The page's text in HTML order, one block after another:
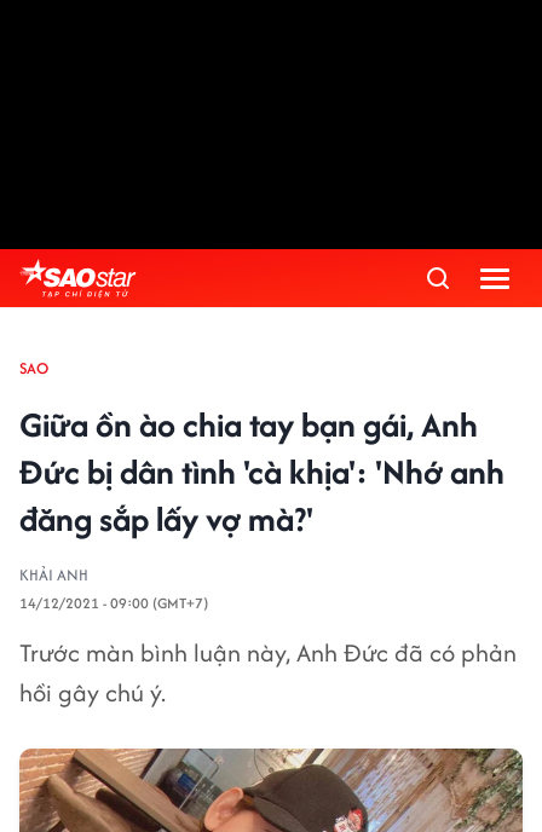
SAO
Giữa ồn ào chia tay bạn gái, Anh
Đức bị dân tình 'cà khịa': 'Nhớ anh
đăng sắp lấy vợ mà?'
KHẢI ANH
14/12/2021 - 09:00 (GMT+7)
Trước màn bình luận này, Anh Đức đã có phản
hồi gây chú ý.